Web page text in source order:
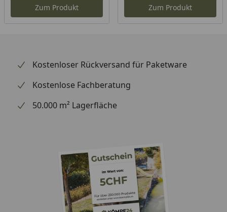
Zum Produkt Zum Produkt
Kostenloser Rückversand für Paketware
Kostenlose Fachberatung
50.000 m² Lagerfläche